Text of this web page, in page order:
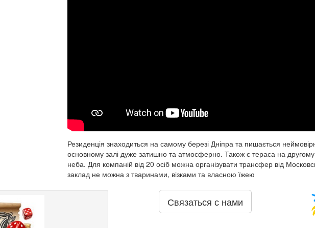
Резиденція знаходиться на самому березі Дніпра та пишається
основному залі дуже затишно та атмосферно. Також є тераса на
неба. Для компаній від 20 осіб можна організувати трансфер від
заклад не можна з тваринами, візками та власною їжею
Связаться с нами